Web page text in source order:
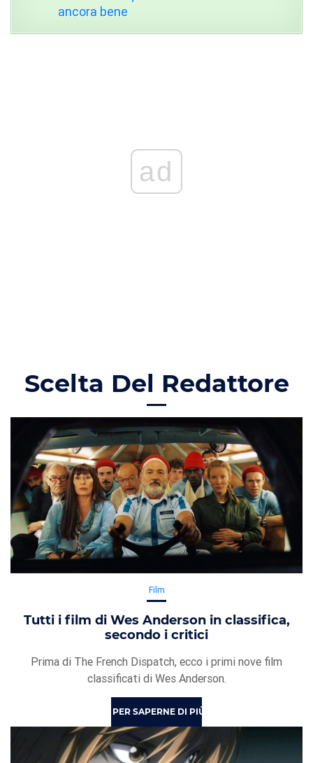
ancora bene
ad
Scelta Del Redattore
Film
Tutti i film di Wes Anderson in classifica,
secondo i critici
Prima di The French Dispatch, ecco i primi nove film
classificati di Wes Anderson.
PER SAPERNE DI PIÙ